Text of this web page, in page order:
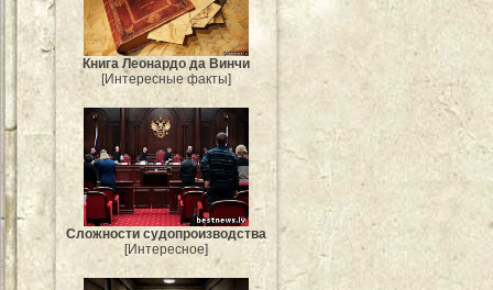
Книга Леонардо да Винчи
[Интересные факты]
Сложности судопроизводства
[Интересное]